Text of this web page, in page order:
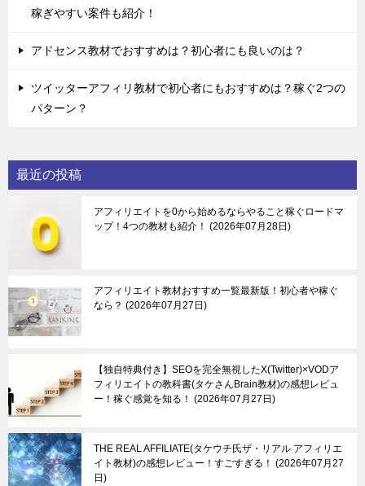
稼ぎやすい案件も紹介！
アドセンス教材でおすすめは？初心者にも良いのは？
ツイッターアフィリ教材で初心者にもおすすめは？稼ぐ2つの
パターン？
最近の投稿
アフィリエイトを0から始めるならやること稼ぐロードマ
ップ！4つの教材も紹介！
2026年07月28日
アフィリエイト教材おすすめ一覧最新版！初心者や稼ぐ
なら？
2026年07月27日
【独自特典付き】SEOを完全無視したX(Twitter)×VODア
フィリエイトの教科書(タケさんBrain教材)の感想レビュ
ー！稼ぐ感覚を知る！
2026年07月27日
THE REAL AFFILIATE(タケウチ氏ザ・リアル アフィリエ
イト教材)の感想レビュー！すごすぎる！
2026年07月27
日